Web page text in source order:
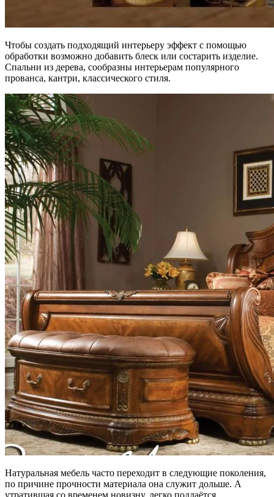
Чтобы создать подходящий интерьеру эффект с помощью
обработки возможно добавить блеск или состарить изделие.
Спальни из дерева, сообразны интерьерам популярного
прованса, кантри, классического стиля.
Натуральная мебель часто переходит в следующие поколения,
по причине прочности материала она служит дольше. А
утратившая со временем новизну, легко поддаётся